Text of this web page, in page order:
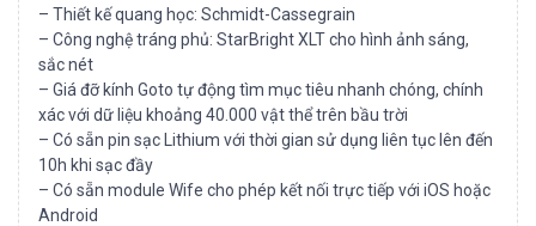
– Thiết kế quang học: Schmidt-Cassegrain
– Công nghệ tráng phủ: StarBright XLT cho hình ảnh sáng,
sắc nét
– Giá đỡ kính Goto tự động tìm mục tiêu nhanh chóng, chính
xác với dữ liệu khoảng 40.000 vật thể trên bầu trời
– Có sẵn pin sạc Lithium với thời gian sử dụng liên tục lên đến
10h khi sạc đầy
– Có sẵn module Wife cho phép kết nối trực tiếp với iOS hoặc
Android